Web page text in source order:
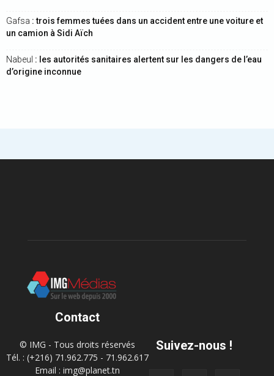
Gafsa : trois femmes tuées dans un accident entre une voiture et
un camion à Sidi Aïch
Nabeul : les autorités sanitaires alertent sur les dangers de l’eau
d’origine inconnue
Contact
© IMG - Tous droits réservés
Tél. : (+216) 71.962.775 - 71.962.617
Email : img@planet.tn
Suivez-nous !